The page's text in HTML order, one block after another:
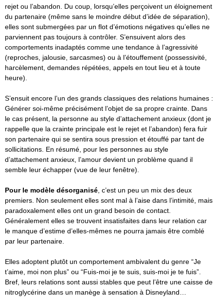
rejet ou l’abandon. Du coup, lorsqu’elles perçoivent un éloignement
du partenaire (même sans le moindre début d’idée de séparation),
elles sont submergées par un flot d’émotions négatives qu’elles ne
parviennent pas toujours à contrôler. S’ensuivent alors des
comportements inadaptés comme une tendance à l’agressivité
(reproches, jalousie, sarcasmes) ou à l’étouffement (possessivité,
harcèlement, demandes répétées, appels en tout lieu et à toute
heure).
S’ensuit encore l’un des grands classiques des relations humaines :
Générer soi-même précisément l’objet de sa propre crainte. Dans
le cas présent, la personne au style d’attachement anxieux (dont je
rappelle que la crainte principale est le rejet et l’abandon) fera fuir
son partenaire qui se sentira sous pression et étouffé par tant de
sollicitations. En résumé, pour les personnes au style
d’attachement anxieux, l’amour devient un problème quand il
semble leur échapper (vue de leur fenêtre).
Pour le modèle désorganisé , c’est un peu un mix des deux
premiers. Non seulement elles sont mal à l’aise dans l’intimité, mais
paradoxalement elles ont un grand besoin de contact.
Généralement elles se trouvent insatisfaites dans leur relation car
le manque d’estime d’elles-mêmes ne pourra jamais être comblé
par leur partenaire.
Elles adoptent plutôt un comportement ambivalent du genre “Je
t’aime, moi non plus” ou “Fuis-moi je te suis, suis-moi je te fuis”.
Bref, leurs relations sont aussi stables que peut l’être une caisse de
nitroglycérine dans un manège à sensation à Disneyland…